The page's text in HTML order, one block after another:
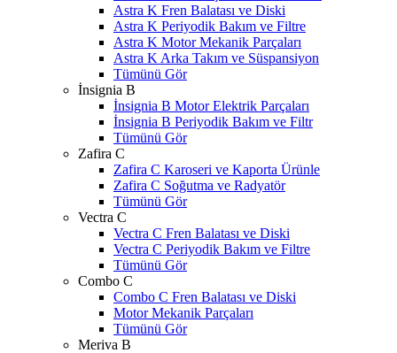
Astra K Fren Balatası ve Diski
Astra K Periyodik Bakım ve Filtre
Astra K Motor Mekanik Parçaları
Astra K Arka Takım ve Süspansiyon
Tümünü Gör
İnsignia B
İnsignia B Motor Elektrik Parçaları
İnsignia B Periyodik Bakım ve Filtr
Tümünü Gör
Zafira C
Zafira C Karoseri ve Kaporta Ürünle
Zafira C Soğutma ve Radyatör
Tümünü Gör
Vectra C
Vectra C Fren Balatası ve Diski
Vectra C Periyodik Bakım ve Filtre
Tümünü Gör
Combo C
Combo C Fren Balatası ve Diski
Motor Mekanik Parçaları
Tümünü Gör
Meriva B